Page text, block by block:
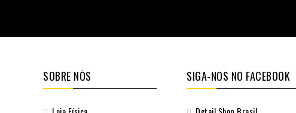
SOBRE NÓS SIGA-NOS NO FACEBOOK